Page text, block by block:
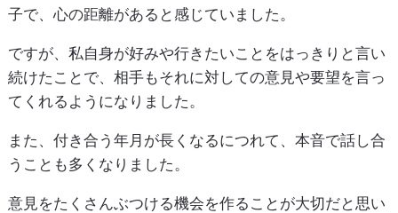
子で、心の距離があると感じていました。
ですが、私自身が好みや行きたいことをはっきりと言い
続けたことで、相手もそれに対しての意見や要望を言っ
てくれるようになりました。
また、付き合う年月が長くなるにつれて、本音で話し合
うことも多くなりました。
意見をたくさんぶつける機会を作ることが大切だと思い